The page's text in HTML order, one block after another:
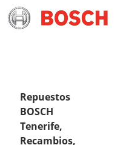
Repuestos
BOSCH
Tenerife,
Recambios,